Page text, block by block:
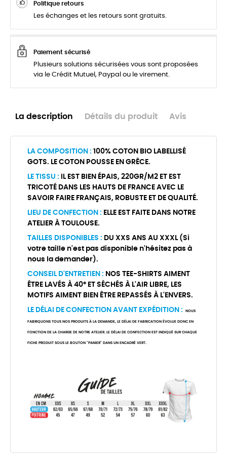
Politique retours
Les échanges et les retours sont gratuits.
Paiement sécurisé
Plusieurs solutions sécurisées vous sont proposées
via le Crédit Mutuel, Paypal ou le virement.
La description Détails du produit Avis
LA COMPOSITION : 100% COTON BIO LABELLISÉ
GOTS. LE COTON POUSSE EN GRÊCE.
LE TISSU : IL EST BIEN ÉPAIS, 220GR/M2 ET EST
TRICOTÉ DANS LES HAUTS DE FRANCE AVEC LE
SAVOIR FAIRE FRANÇAIS, ROBUSTE ET DE QUALITÉ.
LIEU DE CONFECTION : ELLE EST FAITE DANS NOTRE
ATELIER À TOULOUSE.
TAILLES DISPONIBLES : DU XXS ANS AU XXXL (Si
votre taille n'est pas disponible n'hésitez pas à
nous la demander).
CONSEIL D'ENTRETIEN : NOS TEE-SHIRTS AIMENT
ÊTRE LAVÉS À 40° ET SÉCHÉS À L'AIR LIBRE, LES
MOTIFS AIMENT BIEN ÊTRE REPASSÉS À L'ENVERS.
LE DÉLAI DE CONFECTION AVANT EXPÉDITION : NOUS
FABRIQUONS TOUS NOS PRODUITS À LA DEMANDE, LE DÉLAI DE FABRICATION ÉVOLUE DONC EN
FONCTION DE LA CHARGE DE NOTRE ATELIER. LE DÉLAI DE CONFECTION EST INDIQUÉ SUR CHAQUE
FICHE PRODUIT SOUS LE BOUTON "PANIER" DANS UN ENCADRÉ VERT.